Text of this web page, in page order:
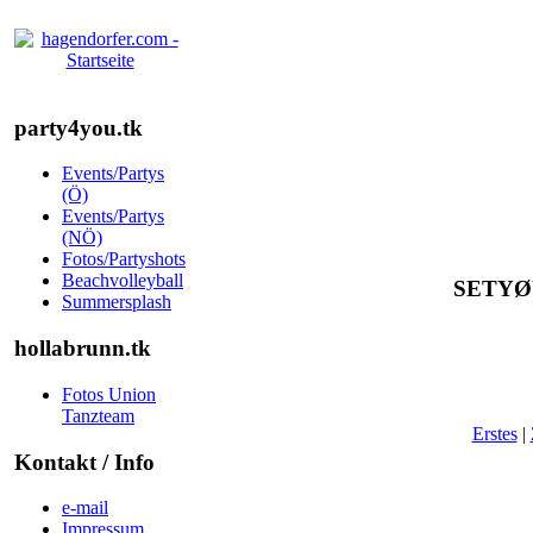
party4you.tk
Events/Partys
(Ö)
Events/Partys
(NÖ)
Fotos/Partyshots
Beachvolleyball
Summersplash
hollabrunn.tk
Fotos Union
Tanzteam
Kontakt / Info
e-mail
Erstes|